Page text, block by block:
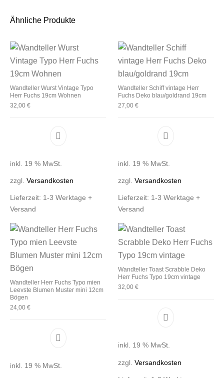
Ähnliche Produkte
Wandteller Wurst Vintage Typo
Herr Fuchs 19cm Wohnen
32,00€
inkl. 19 % MwSt.
zzgl.Versandkosten
Lieferzeit: 1-3 Werktage +
Versand
Wandteller Schiff vintage Herr
Fuchs Deko blau/goldrand 19cm
27,00 €
inkl. 19 % MwSt.
zzgl. Versandkosten
Lieferzeit: 1-3 Werktage +
Versand
Wandteller Herr Fuchs Typo mien
Leevste Blumen Muster mini 12cm
Bögen
24,00€
inkl. 19 % MwSt.
Wandteller Toast Scrabble Deko
Herr Fuchs Typo 19cm vintage
32,00 €
inkl. 19 % MwSt.
zzgl. Versandkosten